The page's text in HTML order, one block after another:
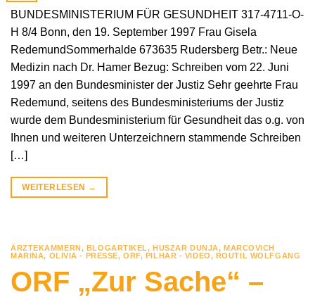
BUNDESMINISTERIUM FÜR GESUNDHEIT 317-4711-O-
H 8/4 Bonn, den 19. September 1997 Frau Gisela
RedemundSommerhalde 673635 Rudersberg Betr.: Neue
Medizin nach Dr. Hamer Bezug: Schreiben vom 22. Juni
1997 an den Bundesminister der Justiz Sehr geehrte Frau
Redemund, seitens des Bundesministeriums der Justiz
wurde dem Bundesministerium für Gesundheit das o.g. von
Ihnen und weiteren Unterzeichnern stammende Schreiben
[…]
WEITERLESEN →
ÄRZTEKAMMERN, BLOGARTIKEL,HUSZAR DUNJA,MARCOVICH
MARINA, OLIVIA - PRESSE,ORF, PILHAR - VIDEO, ROUTIL WOLFGANG
ORF „Zur Sache“ –